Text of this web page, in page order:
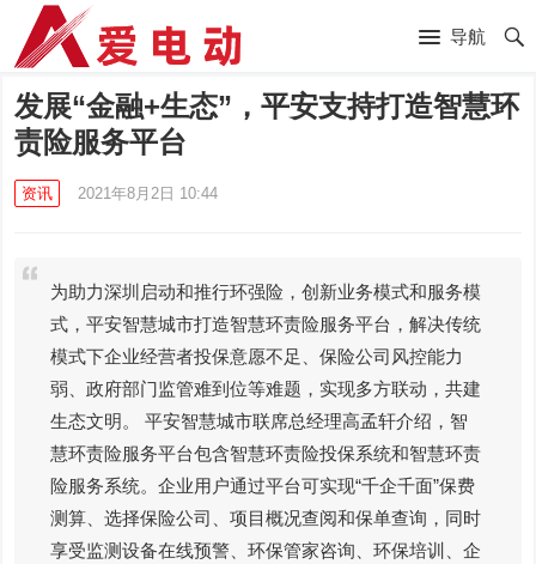
导航
发展“金融+生态”，平安支持打造智慧环
责险服务平台
资讯 2021年8月2日 10:44
为助力深圳启动和推行环强险，创新业务模式和服务模
式，平安智慧城市打造智慧环责险服务平台，解决传统
模式下企业经营者投保意愿不足、保险公司风控能力
弱、政府部门监管难到位等难题，实现多方联动，共建
生态文明。 平安智慧城市联席总经理高孟轩介绍，智
慧环责险服务平台包含智慧环责险投保系统和智慧环责
险服务系统。企业用户通过平台可实现“千企千面”保费
测算、选择保险公司、项目概况查阅和保单查询，同时
享受监测设备在线预警、环保管家咨询、环保培训、企